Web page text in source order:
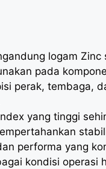
logam Zinc
pada
perak, tembaga,
yang tinggi
performa yang
kondisi operasi